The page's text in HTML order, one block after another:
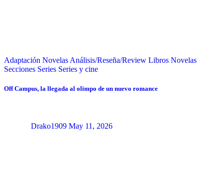
Adaptación Novelas Análisis/Reseña/Review Libros Novelas
Secciones Series Series y cine
Off Campus, la llegada al olimpo de un nuevo romance
Drako1909 May 11, 2026